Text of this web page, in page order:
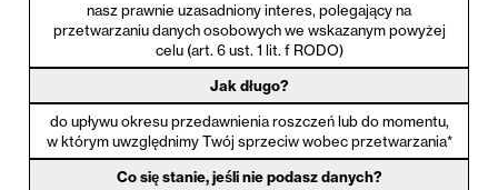
nasz prawnie uzasadniony interes, polegający na
przetwarzaniu danych osobowych we wskazanym powyżej
celu (art. 6 ust. 1 lit. f RODO)
Jak długo?
do upływu okresu przedawnienia roszczeń lub do momentu,
w którym uwzględnimy Twój sprzeciw wobec przetwarzania*
Co się stanie, jeśli nie podasz danych?